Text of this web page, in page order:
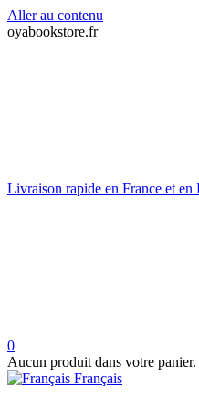
Aller au contenu
oyabookstore.fr
Livraison rapide en France et en
0
Aucun produit dans votre panier.
Français